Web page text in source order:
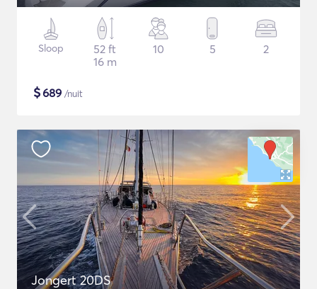
Sloop
52 ft
16 m
10 5 2
$689 /nuit
Jongert 20DS